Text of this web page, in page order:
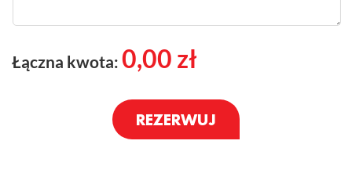
Łączna kwota: 0,00 zł